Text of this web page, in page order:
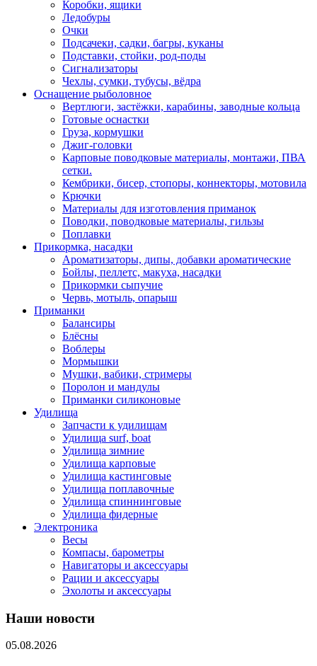
Коробки, ящики
Ледобуры
Очки
Подсачеки, садки, багры, куканы
Подставки, стойки, род-поды
Сигнализаторы
Чехлы, сумки, тубусы, вёдра
Оснащение рыболовное
Вертлюги, застёжки, карабины, заводные кольца
Готовые оснастки
Груза, кормушки
Джиг-головки
Карповые поводковые материалы, монтажи, ПВА
сетки.
Кембрики, бисер, стопоры, коннекторы, мотовила
Крючки
Материалы для изготовления приманок
Поводки, поводковые материалы, гильзы
Поплавки
Прикормка, насадки
Ароматизаторы, дипы, добавки ароматические
Бойлы, пеллетс, макуха, насадки
Прикормки сыпучие
Червь, мотыль, опарыш
Приманки
Балансиры
Блёсны
Воблеры
Мормышки
Мушки, вабики, стримеры
Поролон и мандулы
Приманки силиконовые
Удилища
Запчасти к удилищам
Удилища surf, boat
Удилища зимние
Удилища карповые
Удилища кастинговые
Удилища поплавочные
Удилища спиннинговые
Удилища фидерные
Электроника
Весы
Компасы, барометры
Навигаторы и аксессуары
Рации и аксессуары
Эхолоты и аксессуары
Наши новости
05.08.2026